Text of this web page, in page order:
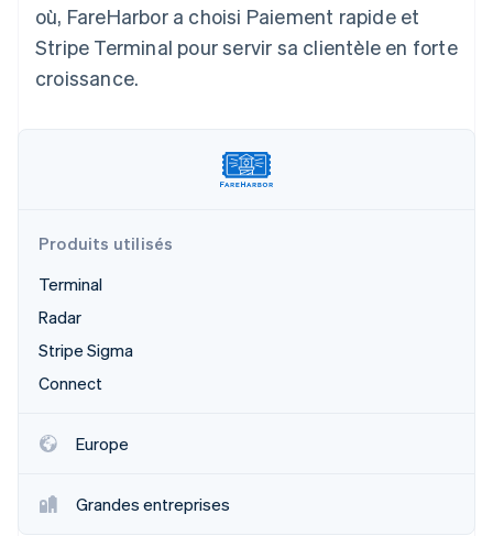
Atlas
Constitution d'une entreprise
Climate
Identity
Stripe Sessions 2026
Découvrez comment Stripe construit l’infrastructure
l’IA.
Commerce de détail
Stripe App Marketplace
État des API
où, FareHarbor a choisi Paiement rapide et
Stripe Terminal pour servir sa clientèle en forte
croissance.
Produits utilisés
Terminal
Radar
Stripe Sigma
Connect
Europe
Grandes entreprises